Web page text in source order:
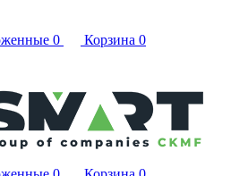
0 Корзина 0